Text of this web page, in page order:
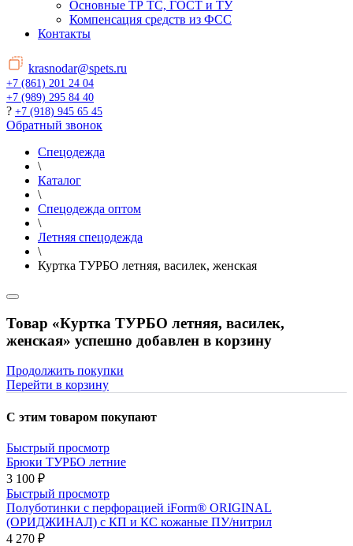
Основные ТР ТС, ГОСТ и ТУ
Компенсация средств из ФСС
Контакты
krasnodar@spets.ru
+7 (861) 201 24 04
+7 (989) 295 84 40
? +7 (918) 945 65 45
Обратный звонок
Спецодежда
\
Каталог
\
Спецодежда оптом
\
Летняя спецодежда
\
Куртка ТУРБО летняя, василек, женская
Товар «Куртка ТУРБО летняя, василек,
женская» успешно добавлен в корзину
Продолжить покупки
Перейти в корзину
С этим товаром покупают
Быстрый просмотр
Брюки ТУРБО летние
3 100 ₽
Быстрый просмотр
Полуботинки с перфорацией iForm® ORIGINAL
(ОРИДЖИНАЛ) с КП и КС кожаные ПУ/нитрил
4 270 ₽